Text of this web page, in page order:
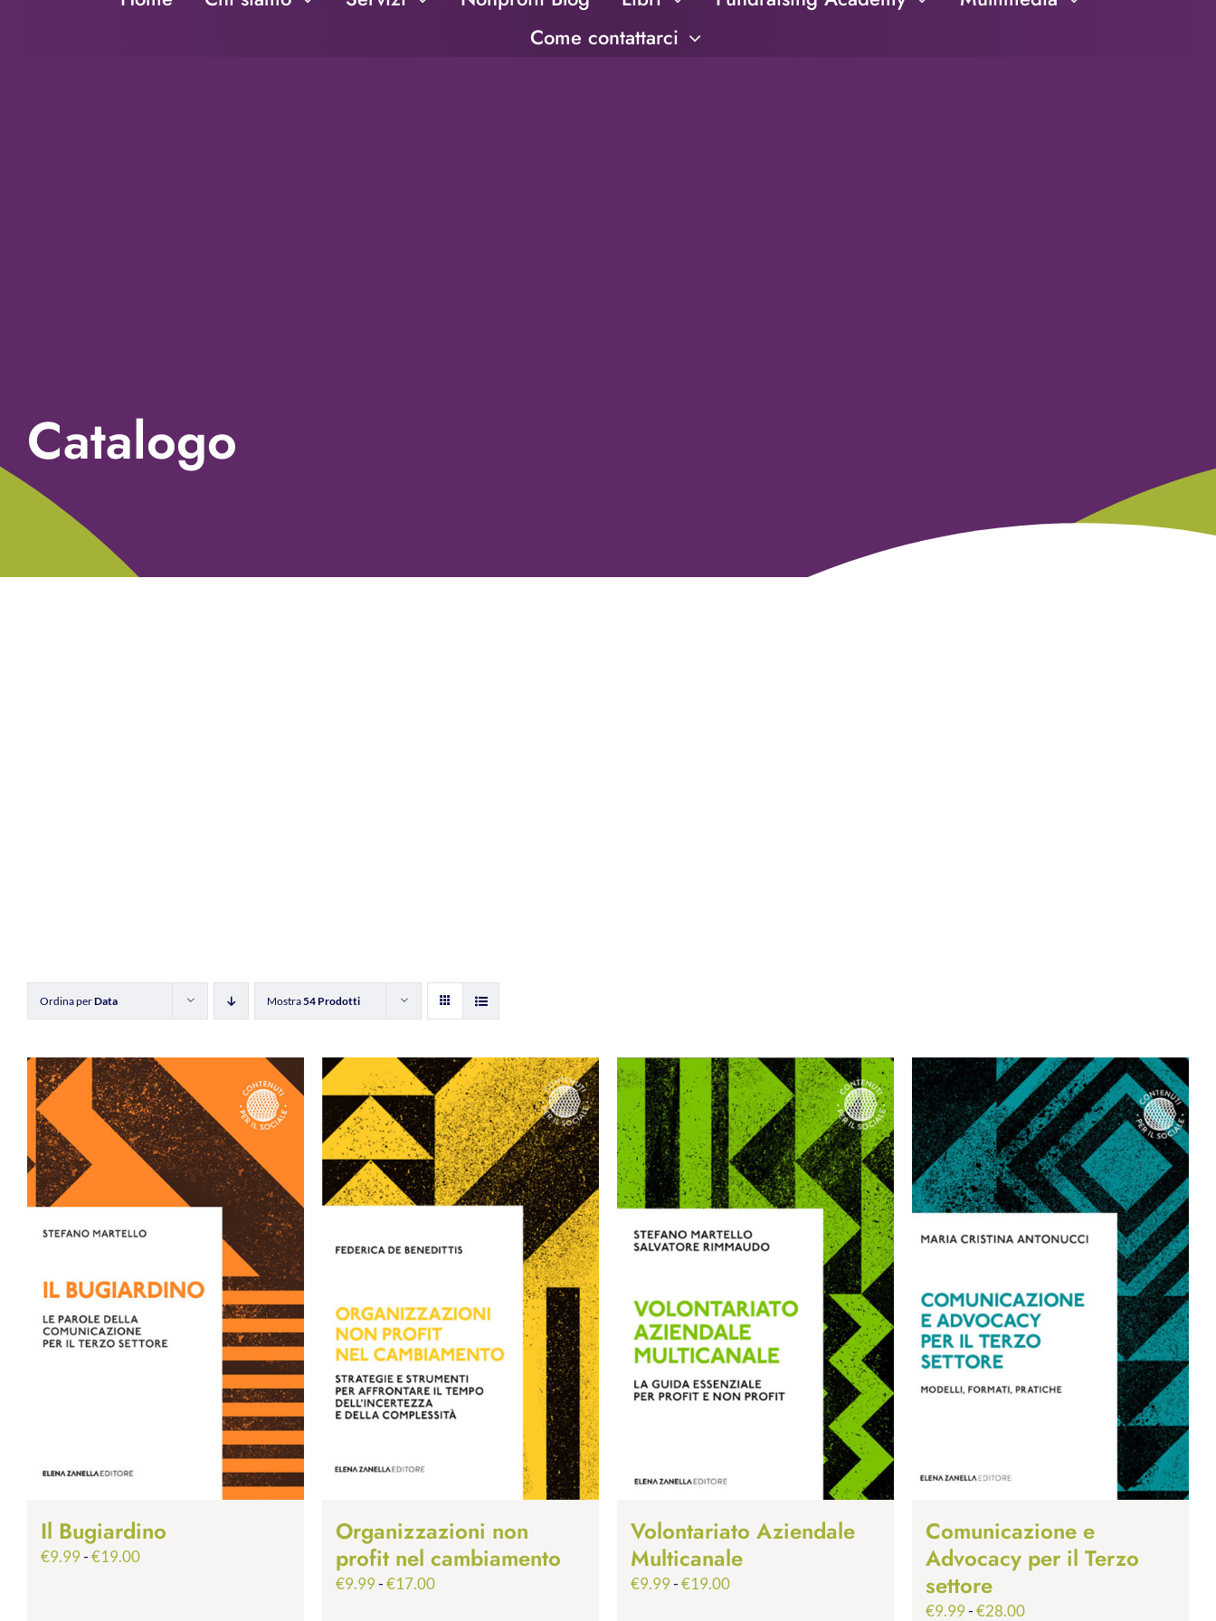
Come contattarci
Catalogo
Ordina perData Mostra54 Prodotti
Il Bugiardino
€9.99-€19.00Fascia
Organizzazioni non
profit nel cambiamento
€9.99-€17.00Fascia
Volontariato Aziendale
Multicanale
€9.99-€19.00Fascia
Comunicazione e
Advocacy per il Terzo
settore
€9.99-€28.00Fascia